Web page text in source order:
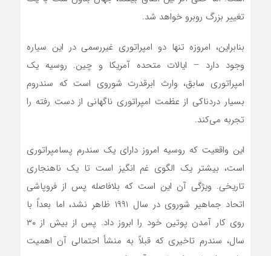
تغییر بزرگ روبرو خواهد شد.
بنابراین، امروزه تنها دو امپراتوری غیررسمی در این سیاره
وجود دارد – ایالات متحده آمریکا و چین. روسیه یک
امپراتوری سابق، وارث ابرقدرت شوروی است که سندروم
بسیار دردناکی از عظمت امپراتوری ناگهانی از دست رفته را
تجربه‌ می‌کند.
این واقعیت که روسیه امروز دارای یک سندرم پسامپراتوری
است، بیشتر یک الگوی غم انگیز است تا یک ناهنجاری
تاریخی. ویژگی آن این است که بلافاصله پس از فروپاشی
اتحاد جماهیر شوروی در سال ۱۹۹۱ ظاهر نشد، اما بعداً با
روی کار آمدن پوتین خود را ابروز داد. پس از بیش از ۳۰
سال، سندرم تاخیری که قبلاً به منشأ احتمالی آن اهمیت